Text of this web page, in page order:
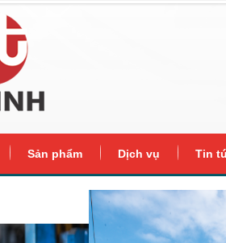
Sản phẩm Dịch vụ Tin